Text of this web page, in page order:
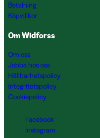
Betalning
Köpvillkor
Om Widforss
Om oss
Jobba hos oss
Hållbarhetspolicy
Integritetspolicy
Cookiepolicy
Facebook
Instagram